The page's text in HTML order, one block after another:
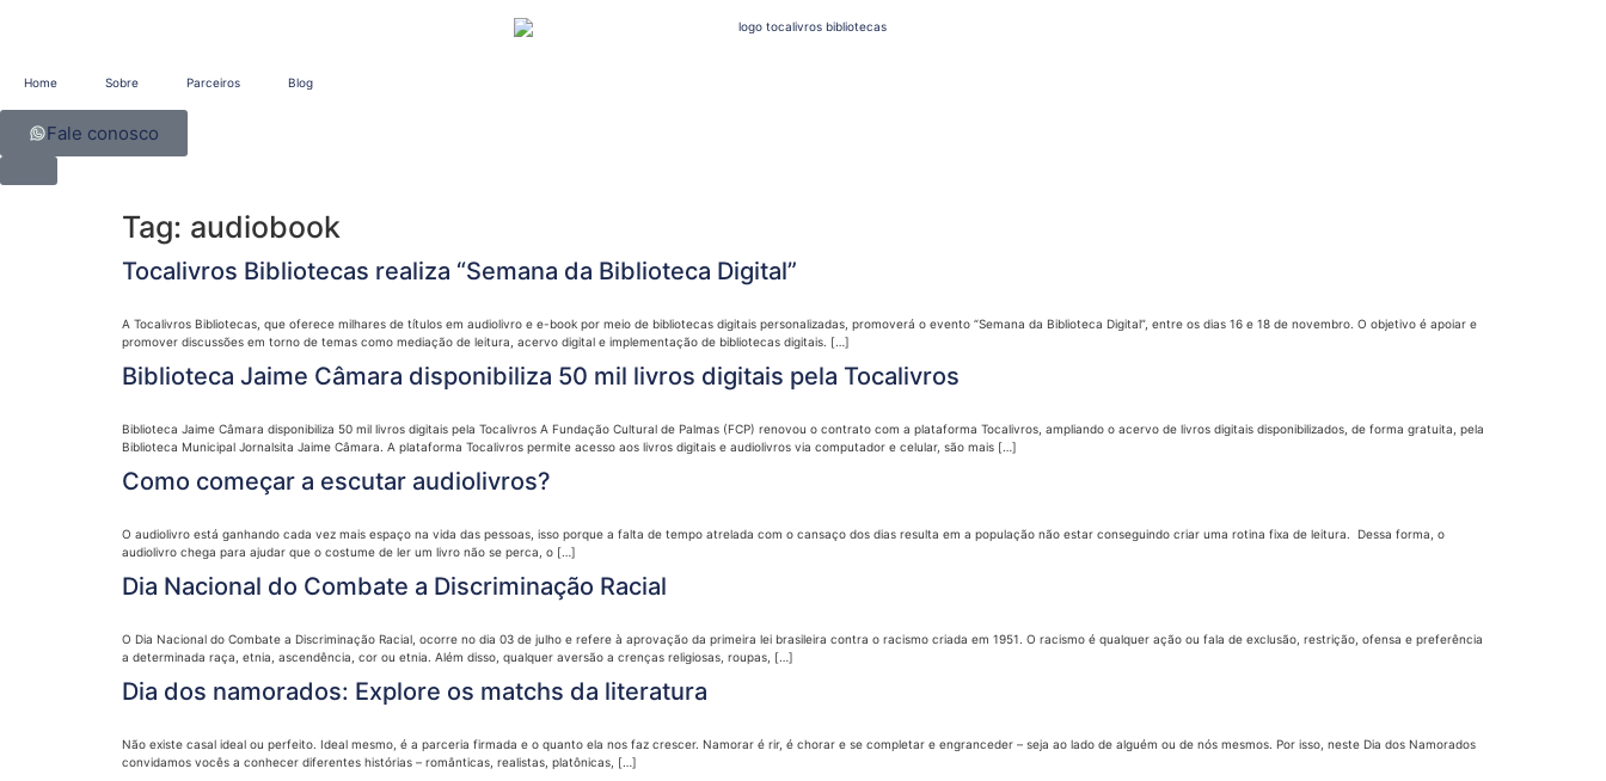
Home Sobre Parceiros Blog
Fale conosco
Tag: audiobook
Tocalivros Bibliotecas realiza “Semana da Biblioteca Digital”
A Tocalivros Bibliotecas, que oferece milhares de títulos em audiolivro e e-book por meio de bibliotecas digitais personalizadas, promoverá o evento “Semana da Biblioteca Digital”, entre os dias 16 e 18 de novembro. O objetivo é apoiar e
promover discussões em torno de temas como mediação de leitura, acervo digital e implementação de bibliotecas digitais. […]
Biblioteca Jaime Câmara disponibiliza 50 mil livros digitais pela Tocalivros
Biblioteca Jaime Câmara disponibiliza 50 mil livros digitais pela Tocalivros A Fundação Cultural de Palmas (FCP) renovou o contrato com a plataforma Tocalivros, ampliando o acervo de livros digitais disponibilizados, de forma gratuita, pela
Biblioteca Municipal Jornalsita Jaime Câmara. A plataforma Tocalivros permite acesso aos livros digitais e audiolivros via computador e celular, são mais […]
Como começar a escutar audiolivros?
O audiolivro está ganhando cada vez mais espaço na vida das pessoas, isso porque a falta de tempo atrelada com o cansaço dos dias resulta em a população não estar conseguindo criar uma rotina fixa de leitura. Dessa forma, o
audiolivro chega para ajudar que o costume de ler um livro não se perca, o […]
Dia Nacional do Combate a Discriminação Racial
O Dia Nacional do Combate a Discriminação Racial, ocorre no dia 03 de julho e refere à aprovação da primeira lei brasileira contra o racismo criada em 1951. O racismo é qualquer ação ou fala de exclusão, restrição, ofensa e preferência
a determinada raça, etnia, ascendência, cor ou etnia. Além disso, qualquer aversão a crenças religiosas, roupas, […]
Dia dos namorados: Explore os matchs da literatura
Não existe casal ideal ou perfeito. Ideal mesmo, é a parceria firmada e o quanto ela nos faz crescer. Namorar é rir, é chorar e se completar e engranceder – seja ao lado de alguém ou de nós mesmos. Por isso, neste Dia dos Namorados
convidamos vocês a conhecer diferentes histórias – românticas, realistas, platônicas, […]